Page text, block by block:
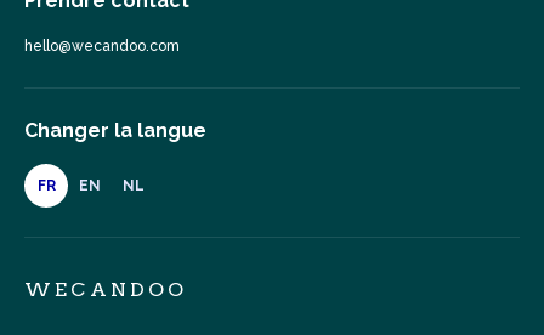
hello@wecandoo.com
Changer la langue
FR EN NL
WECANDOO